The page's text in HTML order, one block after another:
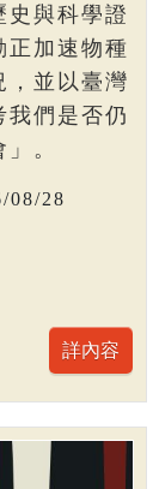
史與科學證
正加速物種
，並以臺灣
我們是否仍
。
08/28